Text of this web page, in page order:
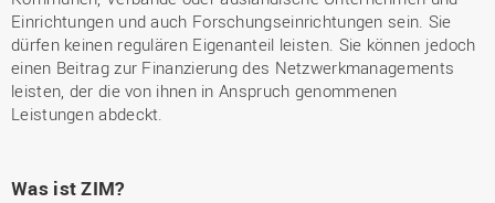
Einrichtungen und auch Forschungseinrichtungen sein. Sie
dürfen keinen regulären Eigenanteil leisten. Sie können jedoch
einen Beitrag zur Finanzierung des Netzwerkmanagements
leisten, der die von ihnen in Anspruch genommenen
Leistungen abdeckt.
Was ist ZIM?